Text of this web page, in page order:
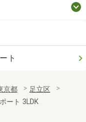
ト
京都
足立区
ート 3LDK